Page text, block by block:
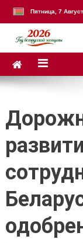
Пятница, 7